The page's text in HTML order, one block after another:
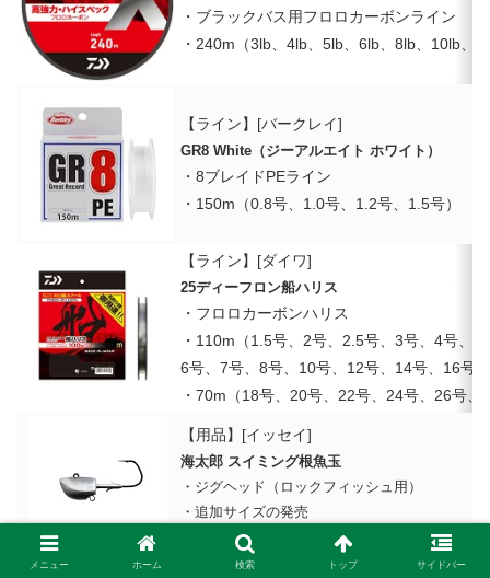
・ブラックバス用フロロカーボンライン
・240m（3lb、4lb、5lb、6lb、8lb、10lb、
【ライン】[バークレイ]
GR8 White（ジーアルエイト ホワイト）
・8ブレイドPEライン
・150m（0.8号、1.0号、1.2号、1.5号）
【ライン】[ダイワ]
25ディーフロン船ハリス
・フロロカーボンハリス
・110m（1.5号、2号、2.5号、3号、4号、5
6号、7号、8号、10号、12号、14号、16号）
・70m（18号、20号、22号、24号、26号、
【用品】[イッセイ]
海太郎 スイミング根魚玉
・ジグヘッド（ロックフィッシュ用）
・追加サイズの発売
・フックサイズ#1（5g、7g、10g、14g）
メニュー ホーム 検索 トップ サイドバー